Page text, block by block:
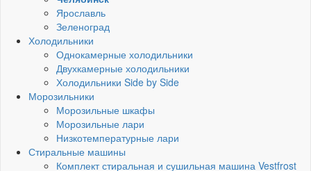
Ярославль
Зеленоград
Холодильники
Однокамерные холодильники
Двухкамерные холодильники
Холодильники Side by Side
Морозильники
Морозильные шкафы
Морозильные лари
Низкотемпературные лари
Стиральные машины
Комплект стиральная и сушильная машина Vestfrost